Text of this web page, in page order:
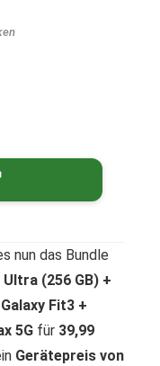
nun das Bundle
Ultra (256 GB) +
Fit3 +
5G für 39,99
Gerätepreis von